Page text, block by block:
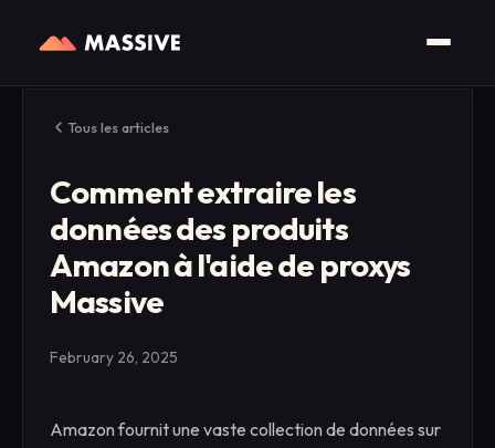
Tous les articles
Comment extraire les
données des produits
Amazon à l'aide de proxys
Massive
February 26, 2025
Amazon fournit une vaste collection de données sur